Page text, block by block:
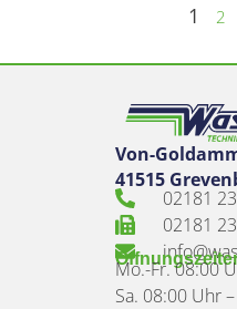
1 2
Von-
41515
02181
02181
Mo.-Fr. 08:00
Sa. 08:00 Uhr